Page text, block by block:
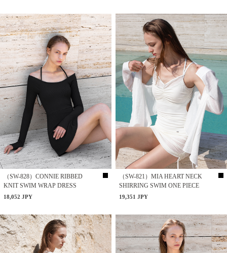
（SW-828）CONNIE RIBBED
KNIT SWIM WRAP DRESS
18,052 JPY
（SW-821）MIA HEART NECK
SHIRRING SWIM ONE PIECE
19,351 JPY